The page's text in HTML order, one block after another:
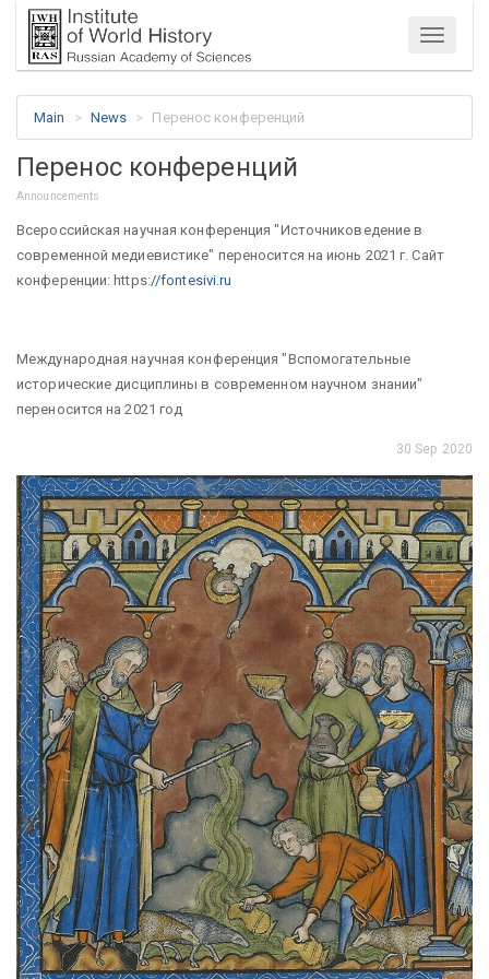
Menu
Main News Перенос конференций
Перенос конференций
Announcements
Всероссийская научная конференция "Источниковедение в
современной медиевистике" переносится на июнь 2021 г. Сайт
конференции: https://fontesivi.ru
Международная научная конференция "Вспомогательные
исторические дисциплины в современном научном знании"
переносится на 2021 год
30 Sep 2020